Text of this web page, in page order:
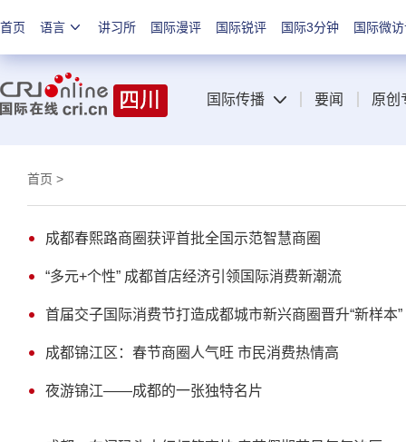
首页 语言 讲习所 国际漫评 国际锐评 国际3分钟 国际微
国际传播 要闻 原创
首页 >
成都春熙路商圈获评首批全国示范智慧商圈
“多元+个性” 成都首店经济引领国际消费新潮流
首届交子国际消费节打造成都城市新兴商圈晋升“新样本”
成都锦江区：春节商圈人气旺 市民消费热情高
夜游锦江——成都的一张独特名片